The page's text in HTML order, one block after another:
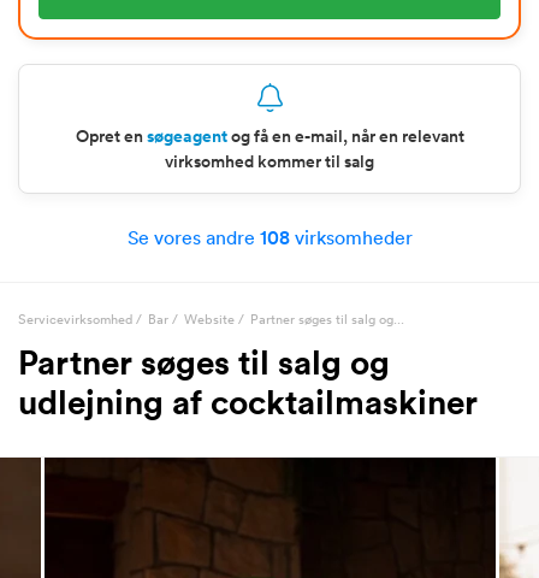
Opret en søgeagentog få en e-mail, når en relevant
virksomhed kommer til salg
Se vores andre 108virksomheder
Servicevirksomhed/ Bar/ Website/ Partner søges til salg og...
Partner søges til salg og
udlejning af cocktailmaskiner